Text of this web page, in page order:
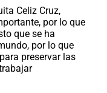
Celiz Cruz,
por lo que
que se ha
por lo que
preservar las